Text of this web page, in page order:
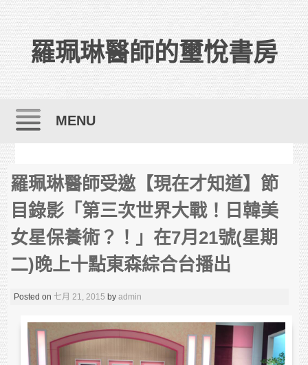
羅珮琳醫師的璽悅書房
MENU
羅珮琳醫師受邀【現在才知道】節
目錄影「第三次世界大戰！日韓美
女星保養術？！」在7月21號(星期
二)晚上十點東森綜合台播出
Posted on七月 21, 2015 byadmin